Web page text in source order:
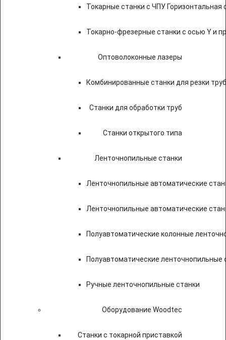
Токарные станки с ЧПУ Горизонтальная
Токарно-фрезерные станки с осью Y и
Оптоволоконные лазеры
Комбинированные станки для резки
Станки для обработки труб
Станки открытого типа
Ленточнопильные станки
Ленточнопильные автоматические
Ленточнопильные автоматические
Полуавтоматические колонные
Полуавтоматические ленточнопильные
Ручные ленточнопильные станки
Оборудование Woodtec
Станки с токарной приставкой